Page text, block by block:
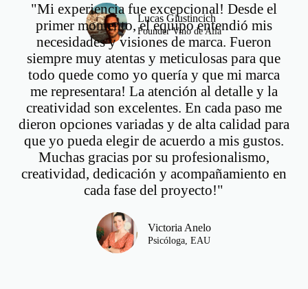
Lucas Giustincich
Founder Vino de Allá
"Mi experiencia fue excepcional! Desde el
primer momento, el equipo entendió mis
necesidades y visiones de marca. Fueron
siempre muy atentas y meticulosas para que
todo quede como yo quería y que mi marca
me representara! La atención al detalle y la
creatividad son excelentes. En cada paso me
dieron opciones variadas y de alta calidad para
que yo pueda elegir de acuerdo a mis gustos.
Muchas gracias por su profesionalismo,
creatividad, dedicación y acompañamiento en
cada fase del proyecto!"
Victoria Anelo
Psicóloga, EAU